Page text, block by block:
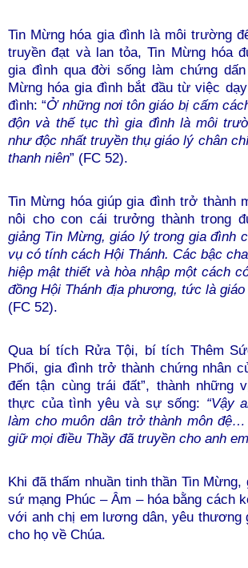
Tin Mừng hóa gia đình là môi trường
truyền đạt và lan tỏa, Tin Mừng hóa
gia đình qua đời sống làm chứng
Mừng hóa gia đình bắt đầu từ việc
đình: “Ở những nơi tôn giáo bị cấm
độn và thế tục thì gia đình là môi
như độc nhất truyền thụ giáo lý chân
thanh niên” (FC 52).
Tin Mừng hóa giúp gia đình trở thành
nôi cho con cái trưởng thành trong
giảng Tin Mừng, giáo lý trong gia đình
vụ có tính cách Hội Thánh. Các bậc
hiệp mật thiết và hòa nhập một cách
đồng Hội Thánh địa phương, tức là
(FC 52).
Qua bí tích Rửa Tội, bí tích Thêm
Phối, gia đình trở thành chứng nhân
đến tận cùng trái đất”, thành những
thực của tình yêu và sự sống: “Vậy
làm cho muôn dân trở thành môn
giữ mọi điều Thầy đã truyền cho anh
Khi đã thấm nhuần tinh thần Tin
sứ mạng Phúc – Âm – hóa bằng cách
với anh chị em lương dân, yêu thương
cho họ về Chúa.